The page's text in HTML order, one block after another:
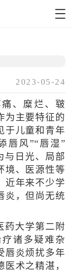
2023-05-24
、糜烂、皲
为主要特征的
于儿童和青年
唇风”“唇湿”
与日光、局部
境、医源性等
近年来不少学
炎，但尚无统
药大学第二附
诸多疑难杂
唇炎烦扰多年
术之精湛，